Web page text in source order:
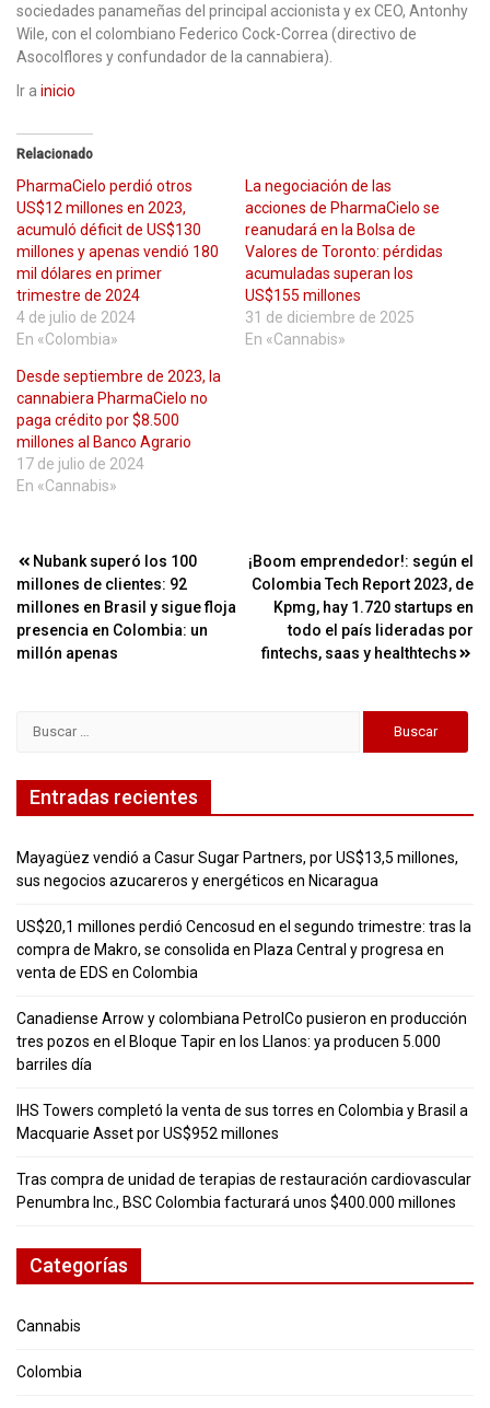
sociedades panameñas del principal accionista y ex CEO, Antonhy
Wile, con el colombiano Federico Cock-Correa (directivo de
Asocolflores y confundador de la cannabiera).
Ir a inicio
Relacionado
PharmaCielo perdió otros
US$12 millones en 2023,
acumuló déficit de US$130
millones y apenas vendió 180
mil dólares en primer
trimestre de 2024
4 de julio de 2024
En «Colombia»
La negociación de las
acciones de PharmaCielo se
reanudará en la Bolsa de
Valores de Toronto: pérdidas
acumuladas superan los
US$155 millones
31 de diciembre de 2025
En «Cannabis»
Desde septiembre de 2023, la
cannabiera PharmaCielo no
paga crédito por $8.500
millones al Banco Agrario
17 de julio de 2024
En «Cannabis»
Navegación
de
entradas
Nubank superó los 100
millones de clientes: 92
millones en Brasil y sigue floja
presencia en Colombia: un
millón apenas
¡Boom emprendedor!: según el
Colombia Tech Report 2023, de
Kpmg, hay 1.720 startups en
todo el país lideradas por
fintechs, saas y healthtechs
Entradas recientes
Mayagüez vendió a Casur Sugar Partners, por US$13,5 millones,
sus negocios azucareros y energéticos en Nicaragua
US$20,1 millones perdió Cencosud en el segundo trimestre: tras la
compra de Makro, se consolida en Plaza Central y progresa en
venta de EDS en Colombia
Canadiense Arrow y colombiana PetrolCo pusieron en producción
tres pozos en el Bloque Tapir en los Llanos: ya producen 5.000
barriles día
IHS Towers completó la venta de sus torres en Colombia y Brasil a
Macquarie Asset por US$952 millones
Tras compra de unidad de terapias de restauración cardiovascular
Penumbra Inc., BSC Colombia facturará unos $400.000 millones
Categorías
Cannabis
Colombia